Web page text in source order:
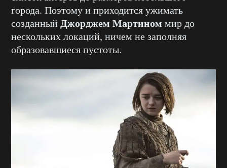
города. Поэтому и приходится ужимать
созданный Джорджем Мартином мир до
нескольких локаций, ничем не заполняя
образовавшиеся пустоты.